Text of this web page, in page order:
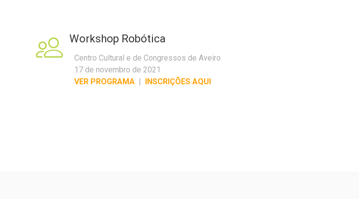
Workshop Robótica
Centro Cultural e de Congressos de Aveiro
17 de novembro de 2021
VER PROGRAMA
INSCRIÇÕES AQUI